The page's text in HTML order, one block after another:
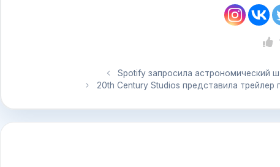
Spotify запросила астрономический
20th Century Studios представила